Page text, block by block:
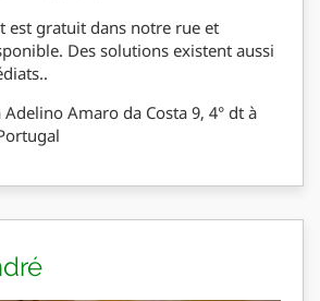
est gratuit dans notre rue et
Des solutions existent aussi
Adelino Amaro da Costa 9, 4° dt à